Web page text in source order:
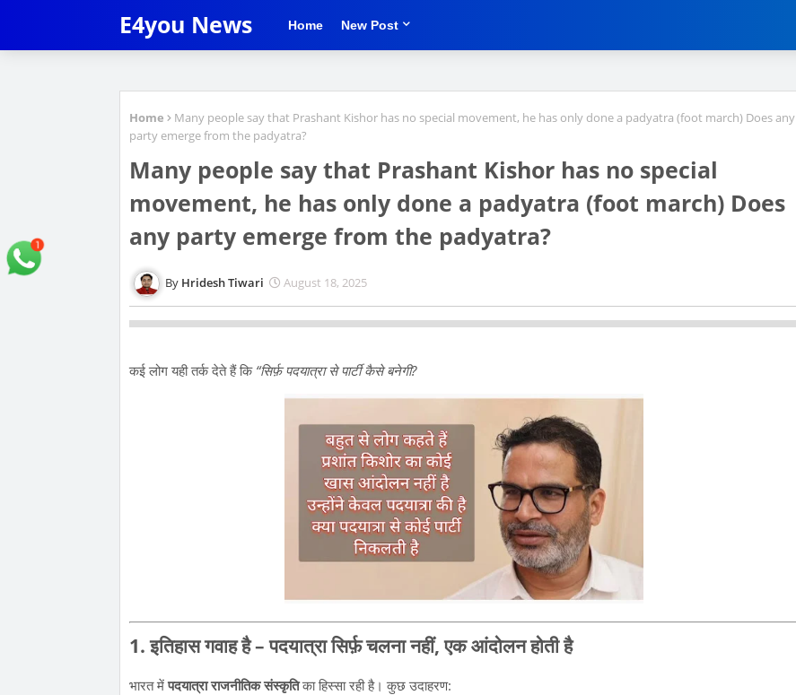
E4you News Home New Post
Home
Many people say that Prashant Kishor has no special movement, he has only done a padyatra (foot march) Does any
party emerge from the padyatra?
Many people say that Prashant Kishor has no special
movement, he has only done a padyatra (foot march) Does
any party emerge from the padyatra?
Hridesh Tiwari August 18, 2025
कई लोग यही तर्क देते हैं कि “सिर्फ़ पदयात्रा से पार्टी कैसे बनेगी?
1. इतिहास गवाह है – पदयात्रा सिर्फ़ चलना नहीं, एक आंदोलन होती है
भारत मेंपदयात्रा राजनीतिक संस्कृतिका हिस्सा रही है। कुछ उदाहरण: